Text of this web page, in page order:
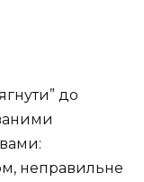
до
неправильне